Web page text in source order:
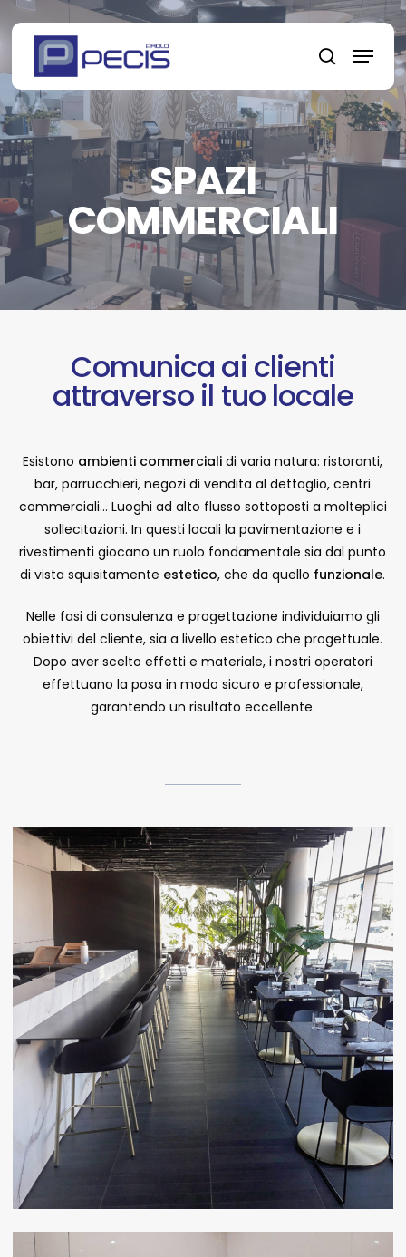
Skip
to
content
search
Menu
SPAZI
COMMERCIALI
Comunica ai clienti
attraverso il tuo locale
Esistono ambienti commerciali di varia natura: ristoranti,
bar, parrucchieri, negozi di vendita al dettaglio, centri
commerciali… Luoghi ad alto flusso sottoposti a molteplici
sollecitazioni. In questi locali la pavimentazione e i
rivestimenti giocano un ruolo fondamentale sia dal punto
di vista squisitamente estetico, che da quello funzionale.
Nelle fasi di consulenza e progettazione individuiamo gli
obiettivi del cliente, sia a livello estetico che progettuale.
Dopo aver scelto effetti e materiale, i nostri operatori
effettuano la posa in modo sicuro e professionale,
garantendo un risultato eccellente.